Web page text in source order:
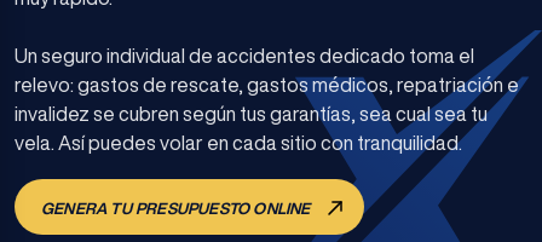
Un seguro individual de accidentes dedicado toma el
relevo: gastos de rescate, gastos médicos, repatriación e
invalidez se cubren según tus garantías, sea cual sea tu
vela. Así puedes volar en cada sitio con tranquilidad.
GENERA TU PRESUPUESTO ONLINE